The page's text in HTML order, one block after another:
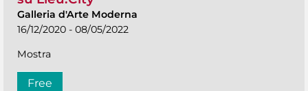
Galleria d'Arte Moderna
16/12/2020 - 08/05/2022
Mostra
Free